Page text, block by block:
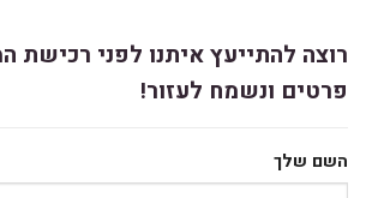
רוצה להתייעץ איתנו לפני רכישת
פרטים ונשמח לעזור!
השם שלך